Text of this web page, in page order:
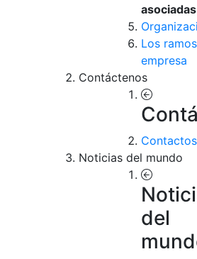
asociadas
Los
empresa
Contáctenos
Contactos
Noticias del mundo
del